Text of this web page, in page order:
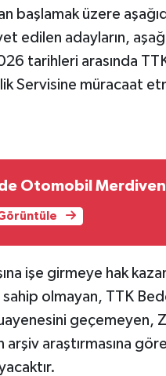
başlamak üzere
edilen adayların,
tarihleri arasında
Servisine müracaat
Otomobil
işe girmeye hak
olmayan, TTK
geçemeyen,
arşiv araştırmasına